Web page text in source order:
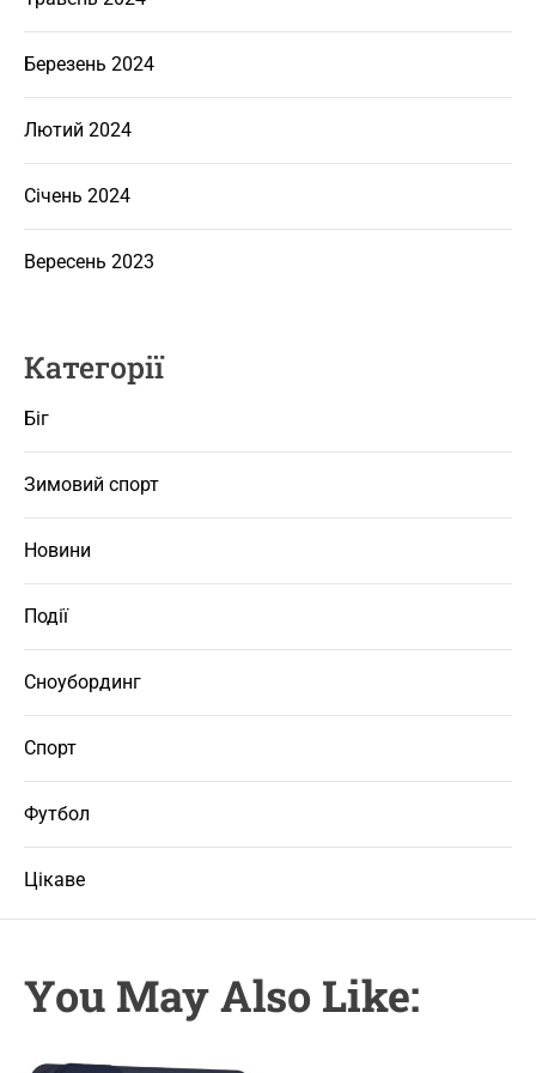
Березень 2024
Лютий 2024
Січень 2024
Вересень 2023
Категорії
Біг
Зимовий спорт
Новини
Події
Сноубординг
Спорт
Футбол
Цікаве
You May Also Like: